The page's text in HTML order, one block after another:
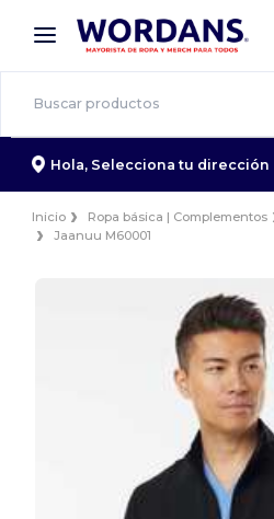
× App de Wordans
¡Mejores precios en app!
Hola, Selecciona tu dirección
Inicio Ropa básica | Complementos
Jaanuu M60001